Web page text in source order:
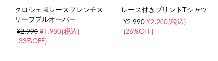
クロシェ風レースフレンチス
リーブプルオーバー
¥2,990 ¥1,980(税込)
(33%OFF)
レース付きプリントTシャツ
¥2,990 ¥2,200(税込)
(26%OFF)